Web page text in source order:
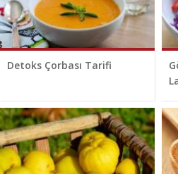
Detoks Çorbası Tarifi